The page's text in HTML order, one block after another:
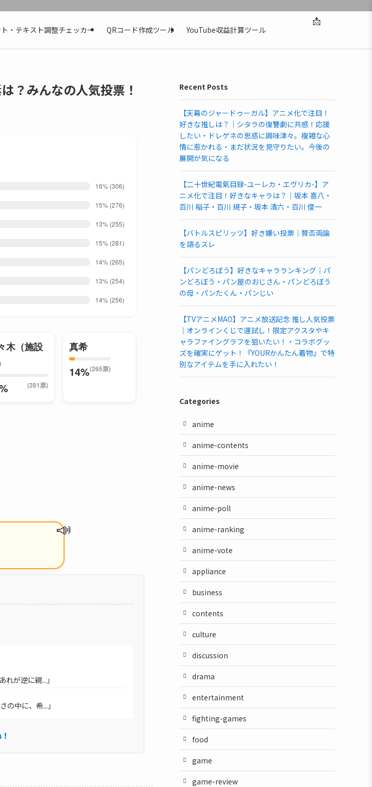
・テキスト調整チェッカー QRコード作成ツール YouTube収益計算ツール
📩
？みんなの人気投票！
16% (306)
15% (276)
13% (255)
15% (281)
14% (265)
13% (254)
14% (256)
木（施設
(281票)
真希
14%(265票)
📣
が逆に親...」
の中に、希...」
Recent Posts
【天幕のジャードゥーガル】アニメ化で注目！
好きな推しは？｜シタラの復讐劇に共感！応援
したい・ドレゲネの思惑に興味津々。複雑な心
情に惹かれる・まだ状況を見守りたい。今後の
展開が気になる
【二十世紀電氣目録-ユーレカ・エヴリカ-】ア
ニメ化で注目！好きなキャラは？｜坂本 喜八・
百川 稲子・百川 規子・坂本 清六・百川 俊一
【バトルスピリッツ】好き嫌い投票｜賛否両論
を語るスレ
【パンどろぼう】好きなキャラランキング｜パ
ンどろぼう・パン屋のおじさん・パンどろぼう
の母・パンたくん・パンじい
【TVアニメMAO】アニメ放送記念 推し人気投票
｜オンラインくじで運試し！限定アクスタやキ
ャラファイングラフを狙いたい！・コラボグッ
ズを確実にゲット！『YOURかんたん着物』で特
別なアイテムを手に入れたい！
Categories
anime
anime-contents
anime-movie
anime-news
anime-poll
anime-ranking
anime-vote
appliance
business
contents
culture
discussion
drama
entertainment
fighting-games
food
game
game-review